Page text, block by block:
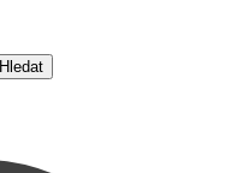
Hledat